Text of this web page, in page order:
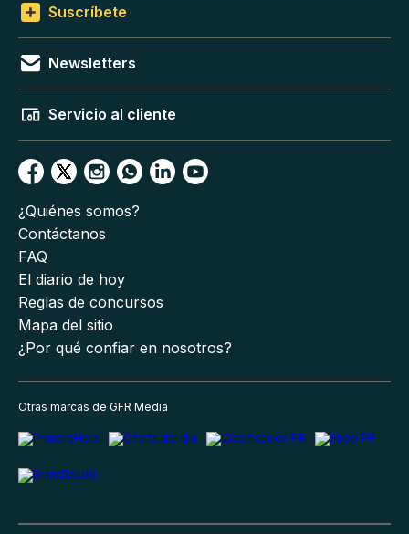
Suscríbete
Newsletters
Servicio al cliente
¿Quiénes somos?
Contáctanos
FAQ
El diario de hoy
Reglas de concursos
Mapa del sitio
¿Por qué confiar en nosotros?
Otras marcas de GFR Media